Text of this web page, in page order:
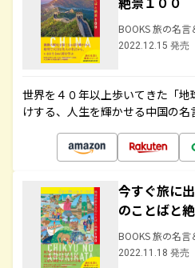
BOOKS 旅の名言
2022.12.15 発売
世界を４０年以上歩いてきた「
けする、人生を輝かせる中国の
今すぐ旅に
のことばと
BOOKS 旅の名言
2022.11.18 発売